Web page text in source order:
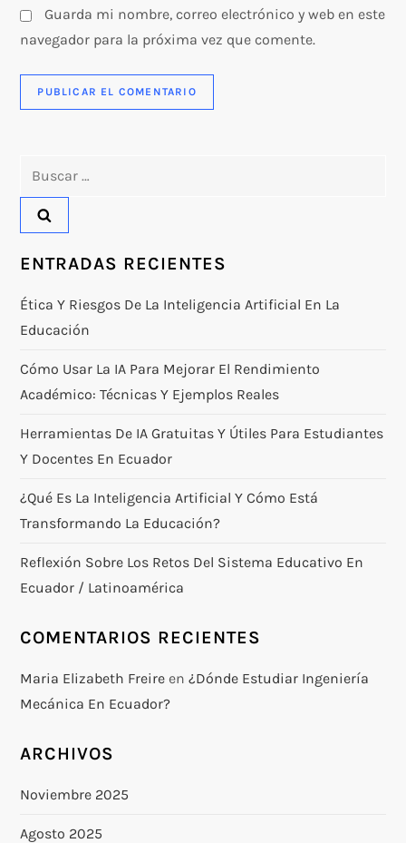
s
Guarda mi nombre, correo electrónico y web en este
navegador para la próxima vez que comente.
ENTRADAS RECIENTES
Ética Y Riesgos De La Inteligencia Artificial En La
Educación
Cómo Usar La IA Para Mejorar El Rendimiento
Académico: Técnicas Y Ejemplos Reales
Herramientas De IA Gratuitas Y Útiles Para Estudiantes
Y Docentes En Ecuador
¿Qué Es La Inteligencia Artificial Y Cómo Está
Transformando La Educación?
Reflexión Sobre Los Retos Del Sistema Educativo En
Ecuador / Latinoamérica
COMENTARIOS RECIENTES
Maria Elizabeth Freire en¿Dónde Estudiar Ingeniería
Mecánica En Ecuador?
ARCHIVOS
Noviembre 2025
Agosto 2025